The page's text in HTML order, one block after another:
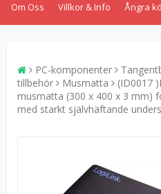
Om Oss
Villkor & Info Ångra
PC-komponenter
tillbehör
Musmatta
(ID0017
musmatta (300 x 400 x 3 mm)
med starkt självhäftande